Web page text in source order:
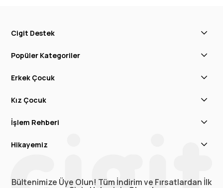
Cigit Destek
Popüler Kategoriler
Erkek Çocuk
Kız Çocuk
İşlem Rehberi
Hikayemiz
Bültenimize Üye Olun! Tüm İndirim ve Fırsatlardan İlk